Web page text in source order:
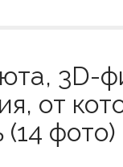
3D-
от
(14 фото)